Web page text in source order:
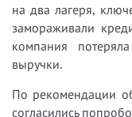
на два лагеря,
замораживали
компания
выручки.
По рекомендации
согласились